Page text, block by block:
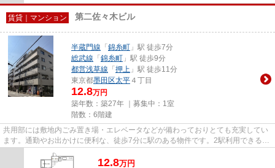
賃貸｜マンション 第二佐々木ビル
半蔵門線 「 錦糸町 」駅 徒歩7分
総武線 「 錦糸町 」駅 徒歩9分
都営浅草線 「 押上 」駅 徒歩11分
東京都墨田区太平 ４丁目
12.8万円
築年数：築27年 ｜募集中： 1室
階数：6階建
共用部には敷地内ごみ置き場・エレベータなどが備わっておりとても充実してい
ます。通勤やお出かけに便利な、徒歩7分に駅のある物件です。2駅利用できる場
所にあるので利便性が高いで...
12.8万円